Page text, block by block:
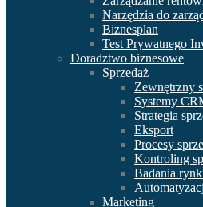
Narzędzia do
Biznesplan
Test Prywatnego
Doradztwo biznesowe
Sprzedaż
Zewnętrzny
Systemy
Strategia
Eksport
Procesy
Kontroling
Badania
Marketing